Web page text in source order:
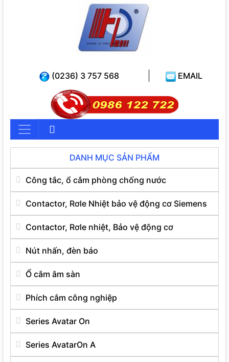
(0236) 3 757 568 EMAIL
DANH MỤC SẢN PHẨM
Công tắc, ổ cắm phòng chống nước
Contactor, Rơle Nhiệt bảo vệ động cơ Siemens
Contactor, Rơle nhiệt, Bảo vệ động cơ
Nút nhấn, đèn báo
Ổ cắm âm sàn
Phích cắm công nghiệp
Series Avatar On
Series AvatarOn A